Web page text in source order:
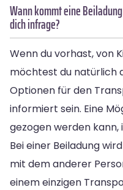
Wann kommt eine
dich infrage?
Wenn du vorhast, von
möchtest du natürlich
Optionen für den
informiert sein. Eine
gezogen werden kann,
Bei einer Beiladung
mit dem anderer
einem einzigen